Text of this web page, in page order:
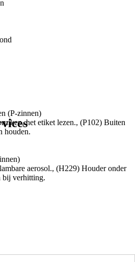
(P-zinnen)
het etiket lezen., (P102) Buiten
houden.
aerosol., (H229) Houder onder
bij verhitting.